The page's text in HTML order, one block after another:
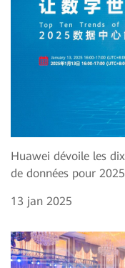
Huawei dévoile les
de données pour 2025
13 jan 2025